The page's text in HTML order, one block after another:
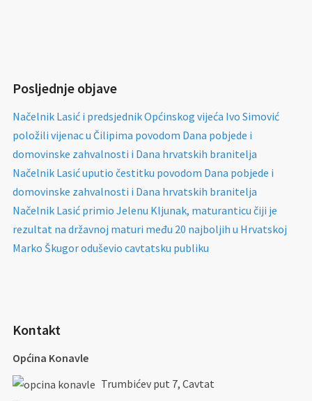
Posljednje objave
Načelnik Lasić i predsjednik Općinskog vijeća Ivo Simović
položili vijenac u Čilipima povodom Dana pobjede i
domovinske zahvalnosti i Dana hrvatskih branitelja
Načelnik Lasić uputio čestitku povodom Dana pobjede i
domovinske zahvalnosti i Dana hrvatskih branitelja
Načelnik Lasić primio Jelenu Kljunak, maturanticu čiji je
rezultat na državnoj maturi među 20 najboljih u Hrvatskoj
Marko Škugor oduševio cavtatsku publiku
Kontakt
Općina Konavle
Trumbićev put 7, Cavtat